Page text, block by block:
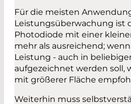
Für die meisten
Leistungsüberwachung ist
Photodiode mit einer
mehr als ausreichend;
Leistung - auch in
aufgezeichnet werden soll,
mit größerer Fläche
Weiterhin muss